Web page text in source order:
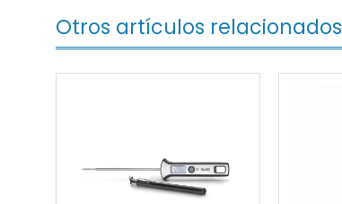
Otros artículos relacionados